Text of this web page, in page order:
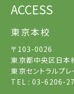
ACCESS
東京本校
〒103-0026
東京都中央区日本
東京セントラルプ
TEL : 03-6206-